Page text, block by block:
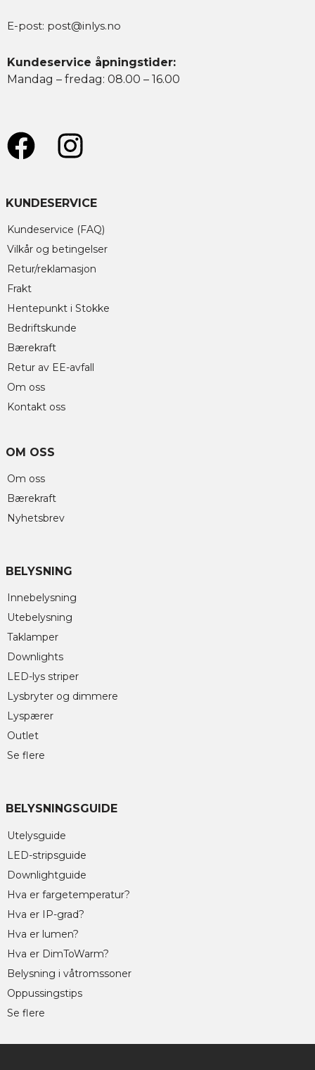
E-post: post@inlys.no
Kundeservice åpningstider:
Mandag – fredag: 08.00 – 16.00
KUNDESERVICE
Kundeservice (FAQ)
Vilkår og betingelser
Retur/reklamasjon
Frakt
Hentepunkt i Stokke
Bedriftskunde
Bærekraft
Retur av EE-avfall
Om oss
Kontakt oss
OM OSS
Om oss
Bærekraft
Nyhetsbrev
BELYSNING
Innebelysning
Utebelysning
Taklamper
Downlights
LED-lys striper
Lysbryter og dimmere
Lyspærer
Outlet
Se flere
BELYSNINGSGUIDE
Utelysguide
LED-stripsguide
Downlightguide
Hva er fargetemperatur?
Hva er IP-grad?
Hva er lumen?
Hva er DimToWarm?
Belysning i våtromssoner
Oppussingstips
Se flere